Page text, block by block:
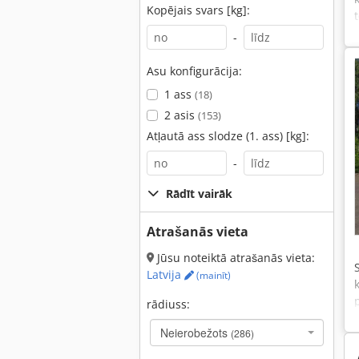
Kopējais svars [kg]:
-
Asu konfigurācija:
1 ass (18)
2 asis (153)
Atļautā ass slodze (1. ass) [kg]:
-
Rādīt vairāk
Atrašanās vieta
Jūsu noteiktā atrašanās vieta:
Latvija
(mainīt)
rādiuss:
Neierobežots (286)